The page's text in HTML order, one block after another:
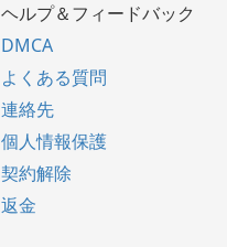
ヘルプ＆フィードバック
DMCA
よくある質問
連絡先
個人情報保護
契約解除
返金